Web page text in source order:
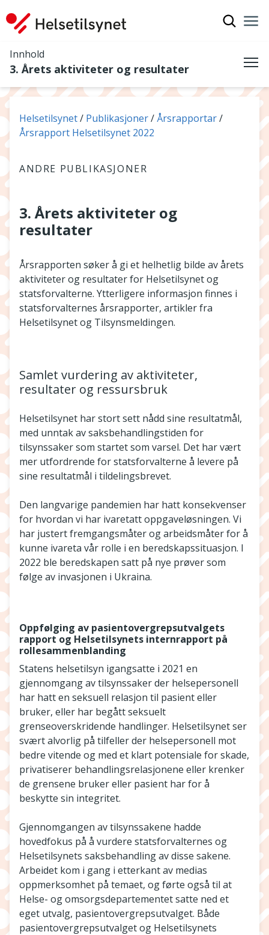
Innhold
3. Årets aktiviteter og resultater
Du er her:
Helsetilsynet Publikasjoner
Årsrapportar
Årsrapport Helsetilsynet 2022
ANDRE PUBLIKASJONER
3. Årets aktiviteter og
resultater
Årsrapporten søker å gi et helhetlig bilde av årets
aktiviteter og resultater for Helsetilsynet og
statsforvalterne. Ytterligere informasjon finnes i
statsforvalternes årsrapporter, artikler fra
Helsetilsynet og Tilsynsmeldingen.
Samlet vurdering av aktiviteter,
resultater og ressursbruk
Helsetilsynet har stort sett nådd sine resultatmål,
med unntak av saksbehandlingstiden for
tilsynssaker som startet som varsel. Det har vært
mer utfordrende for statsforvalterne å levere på
sine resultatmål i tildelingsbrevet.
Den langvarige pandemien har hatt konsekvenser
for hvordan vi har ivaretatt oppgaveløsningen. Vi
har justert fremgangsmåter og arbeidsmåter for å
kunne ivareta vår rolle i en beredskapssituasjon. I
2022 ble beredskapen satt på nye prøver som
følge av invasjonen i Ukraina.
Oppfølging av pasientovergrepsutvalgets
rapport og Helsetilsynets internrapport på
rollesammenblanding
Statens helsetilsyn igangsatte i 2021 en
gjennomgang av tilsynssaker der helsepersonell
har hatt en seksuell relasjon til pasient eller
bruker, eller har begått seksuelt
grenseoverskridende handlinger. Helsetilsynet ser
svært alvorlig på tilfeller der helsepersonell mot
bedre vitende og med et klart potensiale for skade,
privatiserer behandlingsrelasjonene eller krenker
de grensene bruker eller pasient har for å
beskytte sin integritet.
Gjennomgangen av tilsynssakene hadde
hovedfokus på å vurdere statsforvalternes og
Helsetilsynets saksbehandling av disse sakene.
Arbeidet kom i gang i etterkant av medias
oppmerksomhet på temaet, og førte også til at
Helse- og omsorgsdepartementet satte ned et
eget utvalg, pasientovergrepsutvalget. Både
pasientovergrepsutvalget og Helsetilsynets